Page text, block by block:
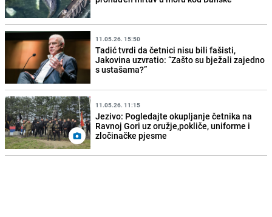
11.05.26. 15:50
Tadić tvrdi da četnici nisu bili fašisti,
Jakovina uzvratio: “Zašto su bježali zajedno
s ustašama?”
11.05.26. 11:15
Jezivo: Pogledajte okupljanje četnika na
Ravnoj Gori uz oružje,pokliče, uniforme i
zločinačke pjesme